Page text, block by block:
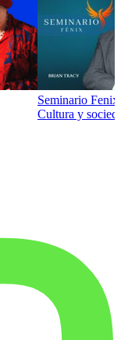
Seminario
Cultura y